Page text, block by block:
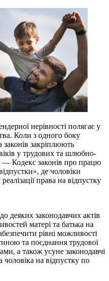
нерівності полягає у
Коли з одного боку
законів закріплюють
у трудових та шлюбно-
— Кодекс законів про працю
де чоловіки
права на відпустку
деяких законодавчих актів
матері та батька на
рівні можливості
та поєднання трудової
а також усуне законодавчі
на відпустку по